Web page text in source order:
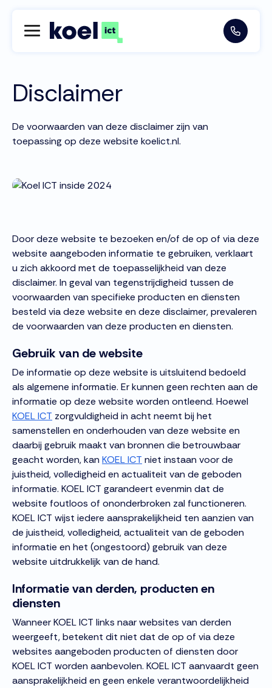
Disclaimer
De voorwaarden van deze disclaimer zijn van
toepassing op deze website koelict.nl.
Door deze website te bezoeken en/of de op of via deze
website aangeboden informatie te gebruiken, verklaart
u zich akkoord met de toepasselijkheid van deze
disclaimer. In geval van tegenstrijdigheid tussen de
voorwaarden van specifieke producten en diensten
besteld via deze website en deze disclaimer, prevaleren
de voorwaarden van deze producten en diensten.
Gebruik van de website
De informatie op deze website is uitsluitend bedoeld
als algemene informatie. Er kunnen geen rechten aan de
informatie op deze website worden ontleend. Hoewel
KOEL ICT zorgvuldigheid in acht neemt bij het
samenstellen en onderhouden van deze website en
daarbij gebruik maakt van bronnen die betrouwbaar
geacht worden, kan KOEL ICT niet instaan voor de
juistheid, volledigheid en actualiteit van de geboden
informatie. KOEL ICT garandeert evenmin dat de
website foutloos of ononderbroken zal functioneren.
KOEL ICT wijst iedere aansprakelijkheid ten aanzien van
de juistheid, volledigheid, actualiteit van de geboden
informatie en het (ongestoord) gebruik van deze
website uitdrukkelijk van de hand.
Informatie van derden, producten en
diensten
Wanneer KOEL ICT links naar websites van derden
weergeeft, betekent dit niet dat de op of via deze
websites aangeboden producten of diensten door
KOEL ICT worden aanbevolen. KOEL ICT aanvaardt geen
aansprakelijkheid en geen enkele verantwoordelijkheid